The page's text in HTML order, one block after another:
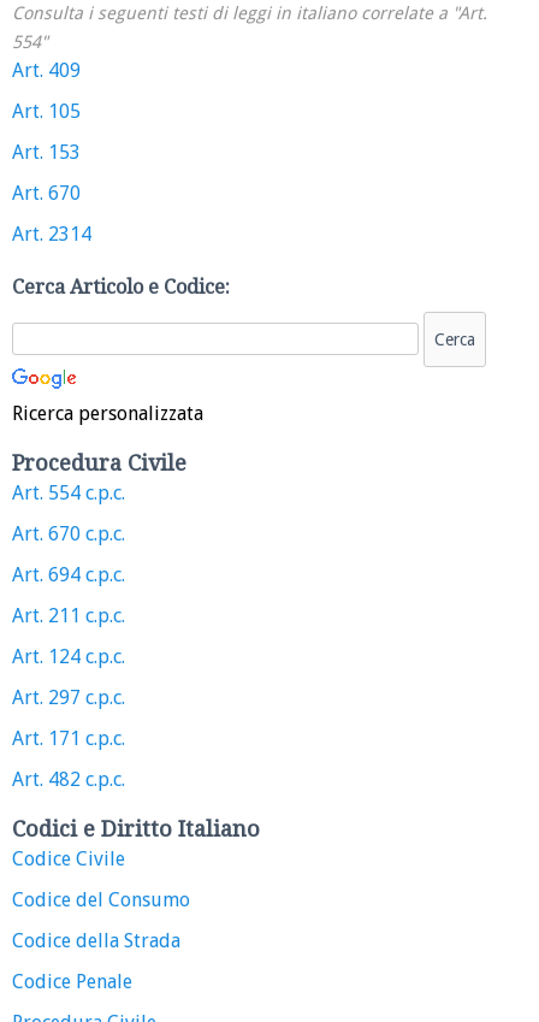
Consulta i seguenti testi di leggi in italiano correlate a "Art.
554"
Art. 409
Art. 105
Art. 153
Art. 670
Art. 2314
Cerca Articolo e Codice:
Ricerca personalizzata
Procedura Civile
Art. 554 c.p.c.
Art. 670 c.p.c.
Art. 694 c.p.c.
Art. 211 c.p.c.
Art. 124 c.p.c.
Art. 297 c.p.c.
Art. 171 c.p.c.
Art. 482 c.p.c.
Codici e Diritto Italiano
Codice Civile
Codice del Consumo
Codice della Strada
Codice Penale